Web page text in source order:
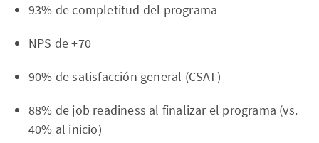
93% de completitud del programa
NPS de +70
90% de satisfacción general (CSAT)
88% de job readiness al finalizar el programa (vs.
40% al inicio)